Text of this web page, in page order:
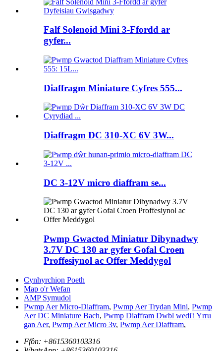
Falf Solenoid Mini 3-Ffordd ar
gyfer...
Diaffragm Miniature Cyfres 555...
Diaffragm DC 310-XC 6V 3W...
DC 3-12V micro diaffram se...
Pwmp Gwactod Miniatur Dibynadwy
3.7V DC 130 ar gyfer Gofal Croen
Proffesiynol ac Offer Meddygol
Cynhyrchion Poeth
Map o'r Wefan
AMP Symudol
Pwmp Aer Micro-Diaffram, Pwmp Aer Trydan Mini, Pwmp
Aer DC Miniature Bach, Pwmp Diaffram Dwbl wedi'i Yrru
gan Aer, Pwmp Aer Micro 3v, Pwmp Aer Diaffram,
Ffôn: +8615360103316